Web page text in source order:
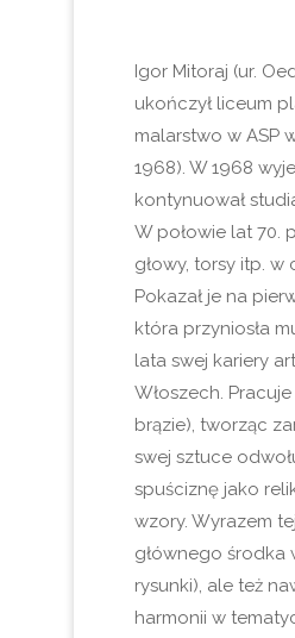
Igor Mitoraj (ur.
ukończył liceum
malarstwo w ASP
1968). W 1968
kontynuował
W połowie lat 70.
głowy, torsy itp.
Pokazał je na
która przyniosła
lata swej kariery
Włoszech.
brązie), tworząc
swej sztuce
spuściznę jako
wzory. Wyrazem
głównego środka
rysunki), ale też
harmonii w